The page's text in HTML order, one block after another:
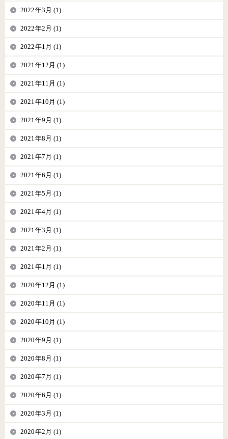
2022年3月 (1)
2022年2月 (1)
2022年1月 (1)
2021年12月 (1)
2021年11月 (1)
2021年10月 (1)
2021年9月 (1)
2021年8月 (1)
2021年7月 (1)
2021年6月 (1)
2021年5月 (1)
2021年4月 (1)
2021年3月 (1)
2021年2月 (1)
2021年1月 (1)
2020年12月 (1)
2020年11月 (1)
2020年10月 (1)
2020年9月 (1)
2020年8月 (1)
2020年7月 (1)
2020年6月 (1)
2020年3月 (1)
2020年2月 (1)